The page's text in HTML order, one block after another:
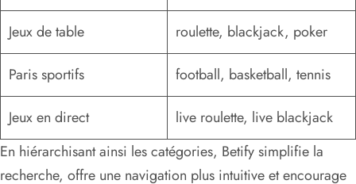
Jeux de table roulette, blackjack, poker
Paris sportifs football, basketball, tennis
Jeux en direct
live roulette, live blackjack
En hiérarchisant ainsi les catégories, Betify simplifie la
recherche, offre une navigation plus intuitive et encourage